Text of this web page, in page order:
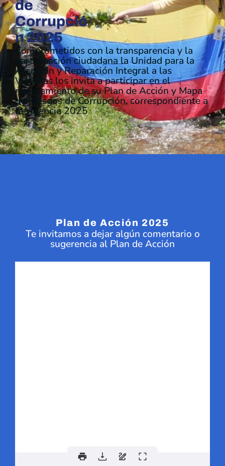
de
Corrupció
n 2025
Comprometidos con la transparencia y la
participación ciudadana la Unidad para la
Atención y Reparación Integral a las
Victimas los invita a participar en el
mejoramiento de su Plan de Acción y Mapa
de Riesgos de Corrupción, correspondiente a
la vigencia 2025
Plan de Acción 2025
Te invitamos a dejar algún comentario o
sugerencia al Plan de Acción